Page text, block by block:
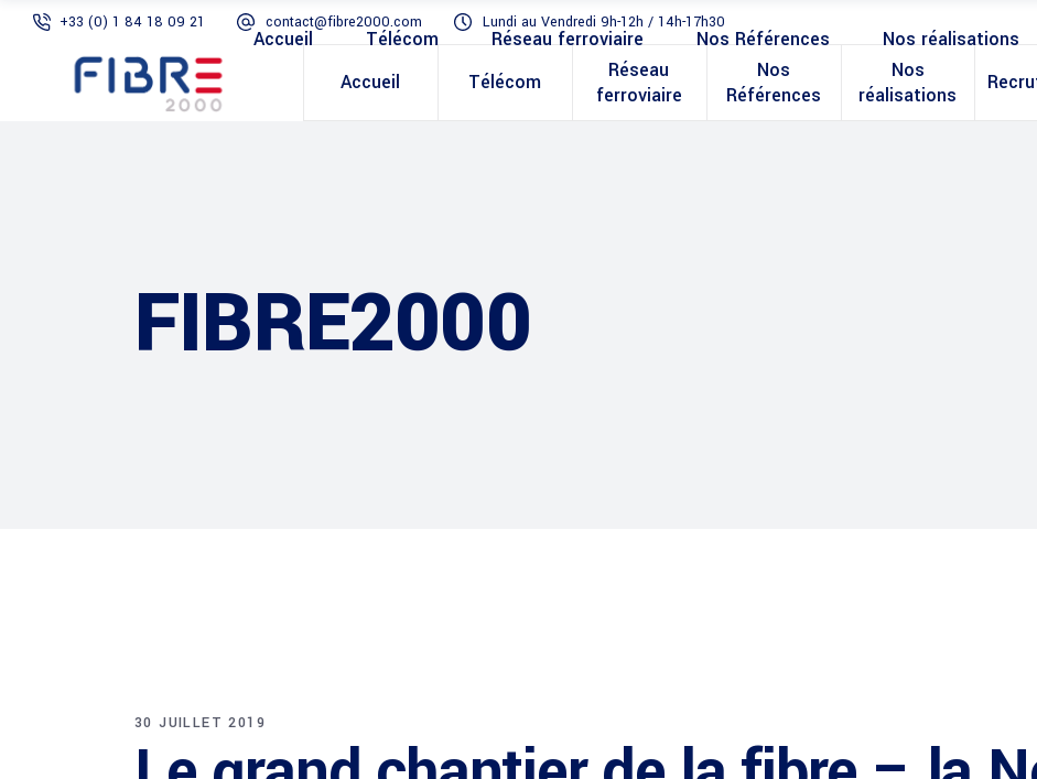
+33 (0) 1 84 18 09 21 contact@fibre2000.com Lundi au Vendredi 9h-12h / 14h-17h30
Accueil Télécom
Réseau
ferroviaire
Nos
Références
Nos
réalisations
Accueil Télécom Réseau ferroviaire Nos Références Nos réalisations
FIBRE2000
30 JUILLET 2019